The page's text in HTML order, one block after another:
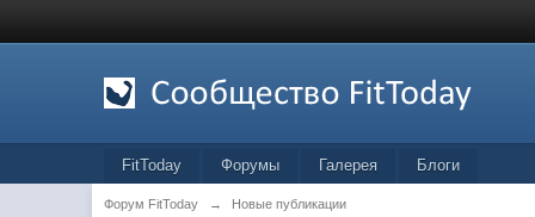
FitToday Форумы Галерея Блоги
Форум FitToday → Новые публикации